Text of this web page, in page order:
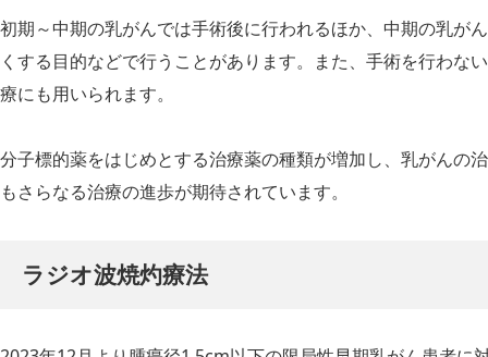
初期～中期の乳がんでは手術後に行われるほか、中期の乳が
くする目的などで行うことがあります。また、手術を行わな
療にも用いられます。
分子標的薬をはじめとする治療薬の種類が増加し、乳がんの
もさらなる治療の進歩が期待されています。
ラジオ波焼灼療法